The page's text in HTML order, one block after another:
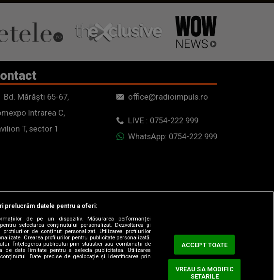
Bd. Mărăști 65-67,
Intrarea C,
T, sector 1
office@radioimpuls.ro
LIVE : 0754-222.999
WhatsApp: 0754-222.999
prelucrăm datele pentru a oferi:
de pe un dispozitiv. Măsurarea performanței
selectarea conținutului personalizat. Dezvoltarea și
profilurilor de conținut personalizat. Utilizarea profilurilor
Crearea profilurilor pentru publicitate personalizată.
Înțelegerea publicului prin statistici sau combinații de
de date limitate pentru a selecta publicitatea. Utilizarea
Date precise de geolocație și identificarea prin
ACCEPT TOATE
VREAU SA MODIFIC
SETARILE